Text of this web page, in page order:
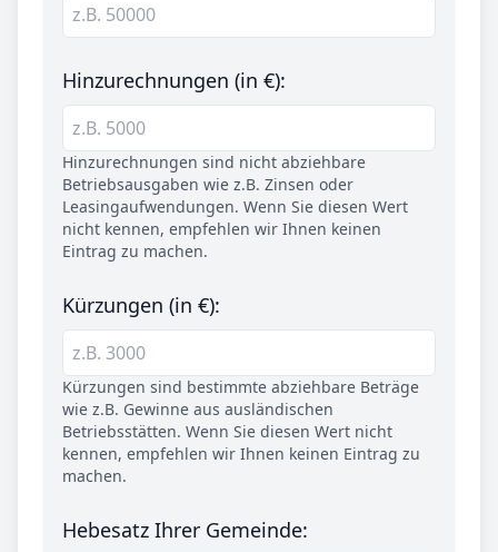
Hinzurechnungen (in €):
Hinzurechnungen sind nicht abziehbare
Betriebsausgaben wie z.B. Zinsen oder
Leasingaufwendungen. Wenn Sie diesen Wert
nicht kennen, empfehlen wir Ihnen keinen
Eintrag zu machen.
Kürzungen (in €):
Kürzungen sind bestimmte abziehbare Beträge
wie z.B. Gewinne aus ausländischen
Betriebsstätten. Wenn Sie diesen Wert nicht
kennen, empfehlen wir Ihnen keinen Eintrag zu
machen.
Hebesatz Ihrer Gemeinde: